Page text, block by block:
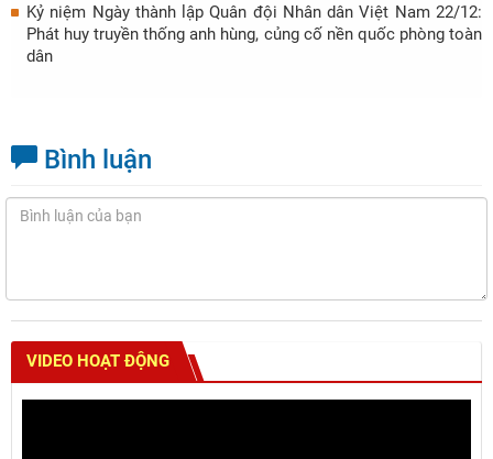
Kỷ niệm Ngày thành lập Quân đội Nhân dân Việt Nam 22/12:
Phát huy truyền thống anh hùng, củng cố nền quốc phòng toàn
dân
Bình luận
VIDEO HOẠT ĐỘNG